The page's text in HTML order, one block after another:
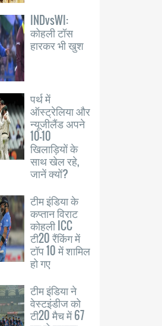
INDvsWI:
कोहली टॉस
हारकर भी खुश
पर्थ में
ऑस्ट्रेलिया और
न्यूजीलैंड अपने
10-10
खिलाड़ियों के
साथ खेल रहे,
जानें क्यों?
टीम इंडिया के
कप्तान विराट
कोहली ICC
टी20 रैंकिंग में
टॉप 10 में शामिल
हो गए
टीम इंडिया ने
वेस्टइंडीज को
टी20 मैच में 67